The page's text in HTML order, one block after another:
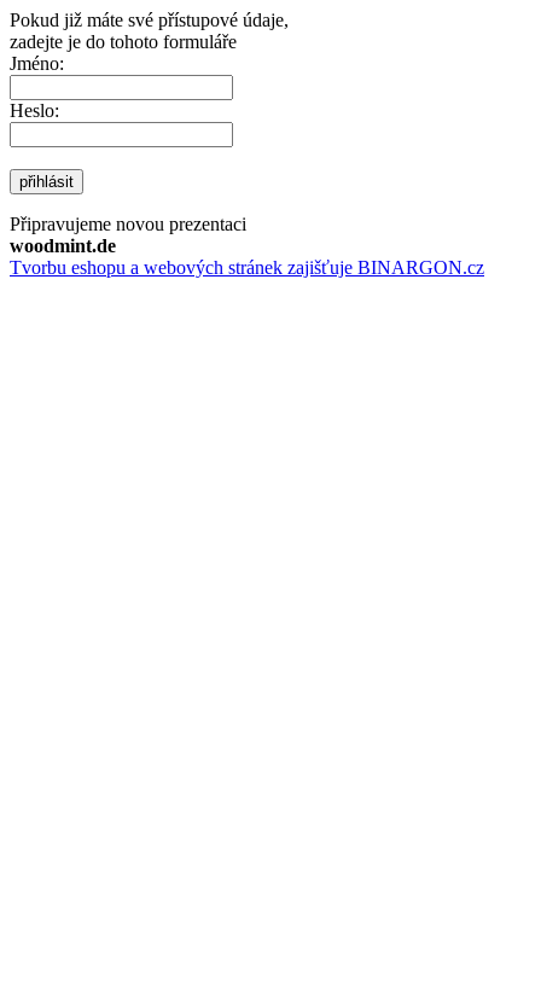
Pokud již máte své přístupové údaje,
zadejte je do tohoto formuláře
Jméno:
Heslo:
přihlásit
Připravujeme novou prezentaci
woodmint.de
Tvorbu eshopu a webových stránek zajišťuje BINARGON.cz